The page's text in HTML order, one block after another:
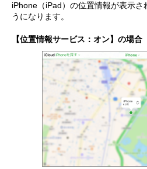
iPhone（iPad）の位置情報が表示さ
うになります。
【位置情報サービス：オン】の場合